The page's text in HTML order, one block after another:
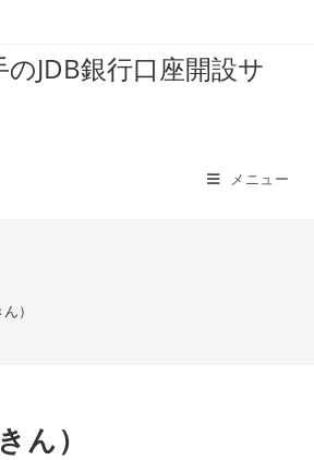
JDB銀行口座開設サ
メニュー
）
ん）